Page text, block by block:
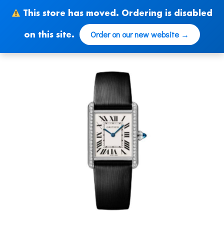
This store has moved. Ordering is disabled
on this site. Order on our new website →
content